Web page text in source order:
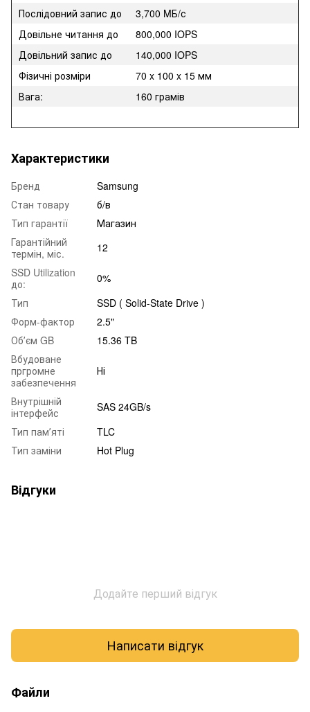
Послідовний запис до
3,700 MБ/с
Довільне читання до
800,000 IOPS
Довільний запис до
140,000 IOPS
Фізичні розміри
70 x 100 x 15 мм
Вага:
160 грамів
Характеристики
Бренд
Samsung
Стан товару
б/в
Тип гарантії
Магазин
Гарантійний
термін, міс.
12
SSD Utilization
до:
0%
Тип
SSD ( Solid-State Drive )
Форм-фактор
2.5"
Обʼєм GB
15.36 TB
Вбудоване
пргромне
забезпечення
Ні
Внутрішній
інтерфейс
SAS 24GB/s
Тип памʼяті
TLC
Тип заміни
Hot Plug
Відгуки
Додайте перший відгук
Написати відгук
Файли